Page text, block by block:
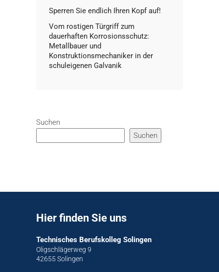
Sperren Sie endlich Ihren Kopf auf!
Vom rostigen Türgriff zum
dauerhaften Korrosionsschutz:
Metallbauer und
Konstruktionsmechaniker in der
schuleigenen Galvanik
Suchen
Suchen
Hier finden Sie uns
Technisches Berufskolleg Solingen
Oligschlägerweg 9
42655 Solingen